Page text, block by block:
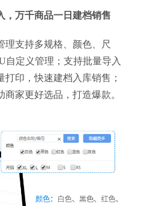
，万千商品一日建档销售
理支持多规格、颜色、尺
自定义管理；支持批量导入
印，快速建档入库销售；
家更好选品，打造爆款。